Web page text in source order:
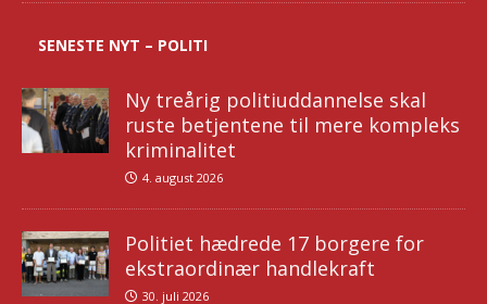
SENESTE NYT – POLITI
Ny treårig politiuddannelse skal
ruste betjentene til mere kompleks
kriminalitet
4. august 2026
Politiet hædrede 17 borgere for
ekstraordinær handlekraft
30. juli 2026